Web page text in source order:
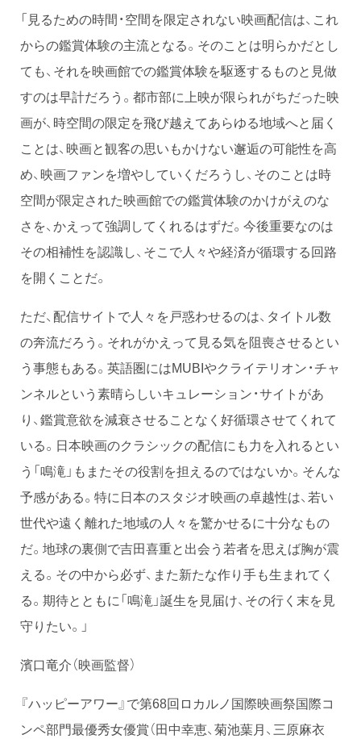
「見るための時間・空間を限定されない映画配信は、これ
からの鑑賞体験の主流となる。そのことは明らかだとし
ても、それを映画館での鑑賞体験を駆逐するものと見做
すのは早計だろう。都市部に上映が限られがちだった映
画が、時空間の限定を飛び越えてあらゆる地域へと届く
ことは、映画と観客の思いもかけない邂逅の可能性を高
め、映画ファンを増やしていくだろうし、そのことは時
空間が限定された映画館での鑑賞体験のかけがえのな
さを、かえって強調してくれるはずだ。今後重要なのは
その相補性を認識し、そこで人々や経済が循環する回路
を開くことだ。
ただ、配信サイトで人々を戸惑わせるのは、タイトル数
の奔流だろう。それがかえって見る気を阻喪させるとい
う事態もある。英語圏にはMUBIやクライテリオン・チャ
ンネルという素晴らしいキュレーション・サイトがあ
り、鑑賞意欲を減衰させることなく好循環させてくれて
いる。日本映画のクラシックの配信にも力を入れるとい
う「鳴滝」もまたその役割を担えるのではないか。そんな
予感がある。特に日本のスタジオ映画の卓越性は、若い
世代や遠く離れた地域の人々を驚かせるに十分なもの
だ。地球の裏側で吉田喜重と出会う若者を思えば胸が震
える。その中から必ず、また新たな作り手も生まれてく
る。期待とともに「鳴滝」誕生を見届け、その行く末を見
守りたい。」
濱口竜介（映画監督）
『ハッピーアワー』で第68回ロカルノ国際映画祭国際コ
ンペ部門最優秀女優賞（田中幸恵、菊池葉月、三原麻衣